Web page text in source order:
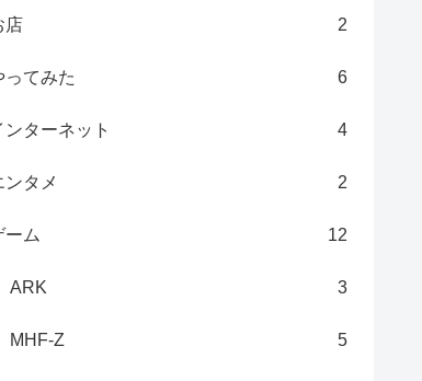
店 2
ってみた 6
ンターネット 4
ンタメ 2
ーム 12
ARK 3
MHF-Z 5